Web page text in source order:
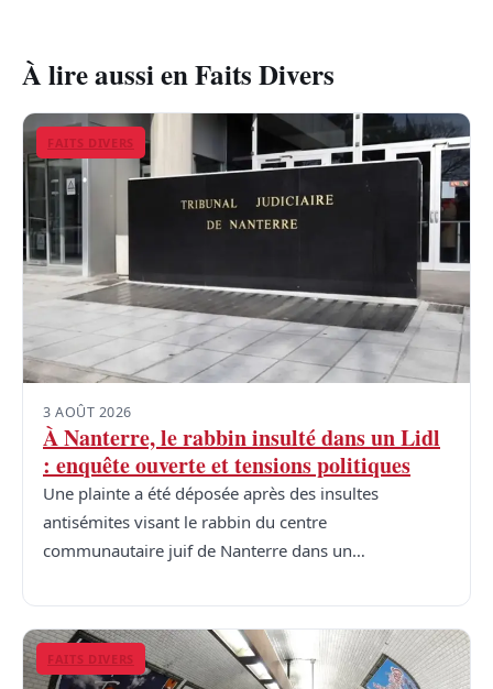
À lire aussi en Faits Divers
FAITS DIVERS
3 AOÛT 2026
À Nanterre, le rabbin insulté dans un Lidl
: enquête ouverte et tensions politiques
Une plainte a été déposée après des insultes
antisémites visant le rabbin du centre
communautaire juif de Nanterre dans un…
FAITS DIVERS